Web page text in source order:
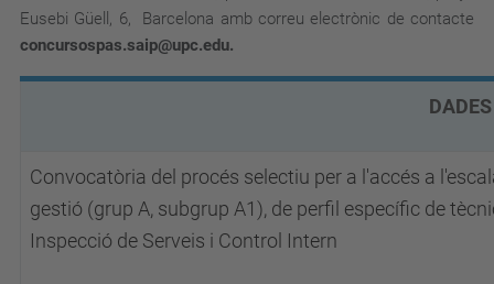
Eusebi Güell, 6, Barcelona amb correu electrònic de contacte
concursospas.saip@upc.edu.
DADES DE
Convocatòria del procés selectiu per a l'accés a
gestió (grup A, subgrup A1), de perfil específic de
Inspecció de Serveis i Control Intern